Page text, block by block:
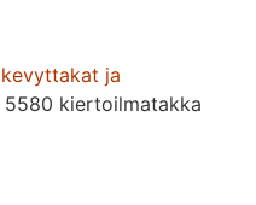
ja
5580 kiertoilmatakka